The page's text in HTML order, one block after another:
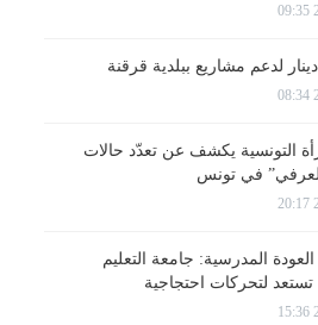
التونسية يكشف عن تعدّد حالات
في تونس
العودة المدرسية: جامعة التعليم
لتحركات احتجاجية